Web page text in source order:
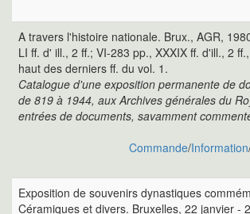
A travers l'histoire nationale. Brux., AGR,
LI ff. d' ill., 2 ff.; VI-283 pp., XXXIX ff. d'ill., 2
haut des derniers ff. du vol. 1.
Catalogue d'une exposition permanente de
de 819 à 1944, aux Archives générales du
entrées de documents, savamment
Commande/Information
Exposition de souvenirs dynastiques
Céramiques et divers. Bruxelles, 22 janvier -